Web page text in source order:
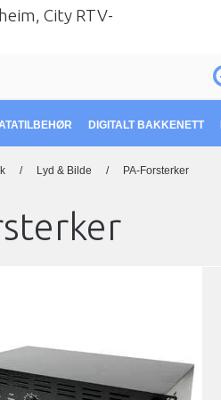
City RTV-
DIGITALT BAKKENETT
/ Lyd & Bilde / PA-Forsterker